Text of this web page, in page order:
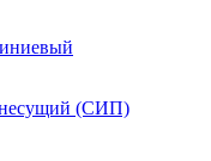
(СИП)